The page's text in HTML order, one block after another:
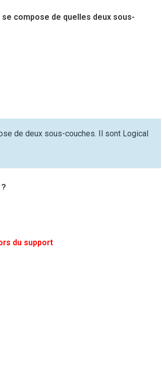
se compose de quelles deux sous-
de deux sous-couches. Il sont Logical
du support